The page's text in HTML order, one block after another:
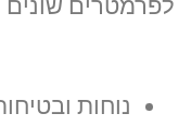
לפרמטרים שונים
נוחות